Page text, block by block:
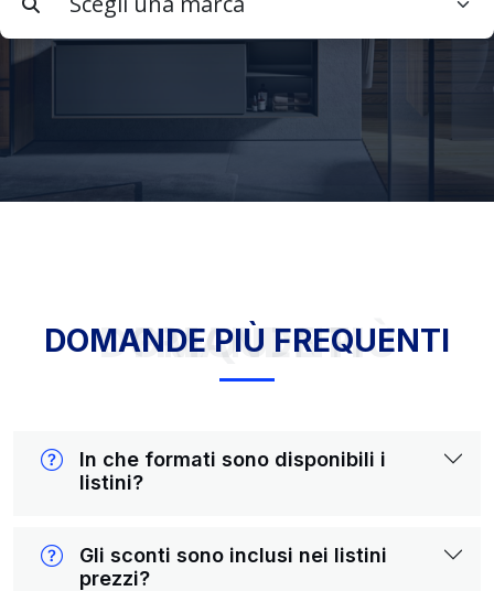
DOMANDE PIÙ FREQUENTI
DOMANDE PIÙ FREQUENTI
In che formati sono disponibili i
listini?
Gli sconti sono inclusi nei listini
prezzi?